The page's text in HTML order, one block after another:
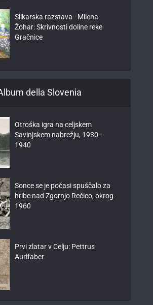
Slikarska razstava - Milena
Žohar: Skrivnosti doline reke
Gračnice
della Slovenia
Otroška igra na celjskem
Savinjskem nabrežju, 1930–
1940
Sonce se je počasi spuščalo za
hribe nad Zgornjo Rečico, okrog
1960
Prvi zlatar v Celju: Pettrus
Aurifaber